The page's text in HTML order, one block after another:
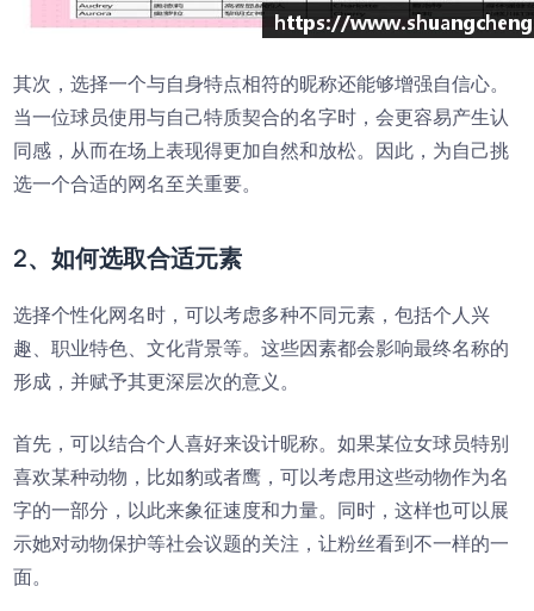
其次，选择一个与自身特点相符的昵称还能够增强自信心。
当一位球员使用与自己特质契合的名字时，会更容易产生认
同感，从而在场上表现得更加自然和放松。因此，为自己挑
选一个合适的网名至关重要。
2、如何选取合适元素
选择个性化网名时，可以考虑多种不同元素，包括个人兴
趣、职业特色、文化背景等。这些因素都会影响最终名称的
形成，并赋予其更深层次的意义。
首先，可以结合个人喜好来设计昵称。如果某位女球员特别
喜欢某种动物，比如豹或者鹰，可以考虑用这些动物作为名
字的一部分，以此来象征速度和力量。同时，这样也可以展
示她对动物保护等社会议题的关注，让粉丝看到不一样的一
面。